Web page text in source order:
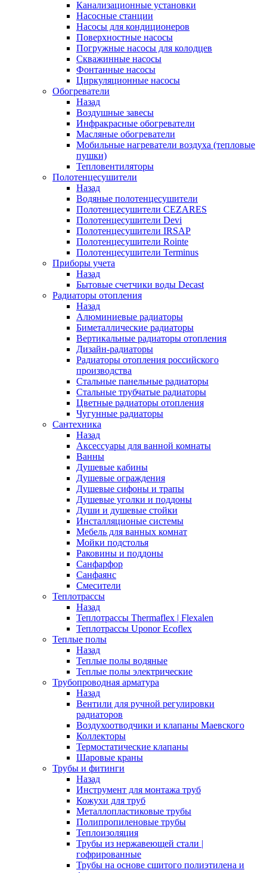
Канализационные установки
Насосные станции
Насосы для кондиционеров
Поверхностные насосы
Погружные насосы для колодцев
Скважинные насосы
Фонтанные насосы
Циркуляционные насосы
Обогреватели
Назад
Воздушные завесы
Инфракрасные обогреватели
Масляные обогреватели
Мобильные нагреватели воздуха (тепловые
пушки)
Тепловентиляторы
Полотенцесушители
Назад
Водяные полотенцесушители
Полотенцесушители CEZARES
Полотенцесушители Devi
Полотенцесушители IRSAP
Полотенцесушители Rointe
Полотенцесушители Terminus
Приборы учета
Назад
Бытовые счетчики воды Decast
Радиаторы отопления
Назад
Алюминиевые радиаторы
Биметаллические радиаторы
Вертикальные радиаторы отопления
Дизайн-радиаторы
Радиаторы отопления российского
производства
Стальные панельные радиаторы
Стальные трубчатые радиаторы
Цветные радиаторы отопления
Чугунные радиаторы
Сантехника
Назад
Аксессуары для ванной комнаты
Ванны
Душевые кабины
Душевые ограждения
Душевые сифоны и трапы
Душевые уголки и поддоны
Души и душевые стойки
Инсталляционые системы
Мебель для ванных комнат
Мойки подстолья
Раковины и поддоны
Санфарфор
Санфаянс
Смесители
Теплотрассы
Назад
Теплотрассы Thermaflex | Flexalen
Теплотрассы Uponor Ecoflex
Теплые полы
Назад
Теплые полы водяные
Теплые полы электрические
Трубопроводная арматура
Назад
Вентили для ручной регулировки
радиаторов
Воздухоотводчики и клапаны Маевского
Коллекторы
Термостатические клапаны
Шаровые краны
Трубы и фитинги
Назад
Инструмент для монтажа труб
Кожухи для труб
Металлопластиковые трубы
Полипропиленовые трубы
Теплоизоляция
Трубы из нержавеющей стали |
гофрированные
Трубы на основе сшитого полиэтилена и